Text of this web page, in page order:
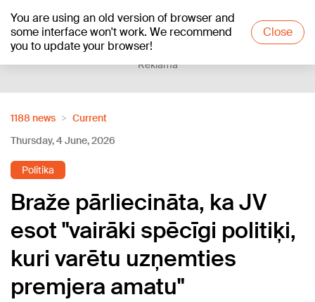
You are using an old version of browser and
some interface won't work. We recommend
you to update your browser!
Close
+17°C
Reklāma
1188 news
Current
Thursday, 4 June, 2026
Politika
Braže pārliecināta, ka JV
esot "vairāki spēcīgi politiķi,
kuri varētu uzņemties
premjera amatu"